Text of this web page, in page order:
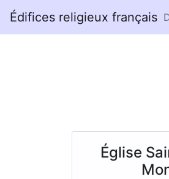
Édifices religieux français
Église